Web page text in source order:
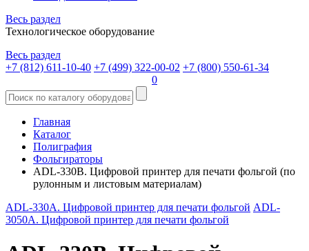
Весь раздел
Технологическое оборудование
Весь раздел
+7 (812) 611-10-40 +7 (499) 322-00-02 +7 (800) 550-61-34
0
Главная
Каталог
Полиграфия
Фольгираторы
ADL-330B. Цифровой принтер для печати фольгой (по
рулонным и листовым материалам)
ADL-330А. Цифровой принтер для печати фольгой ADL-
3050A. Цифровой принтер для печати фольгой